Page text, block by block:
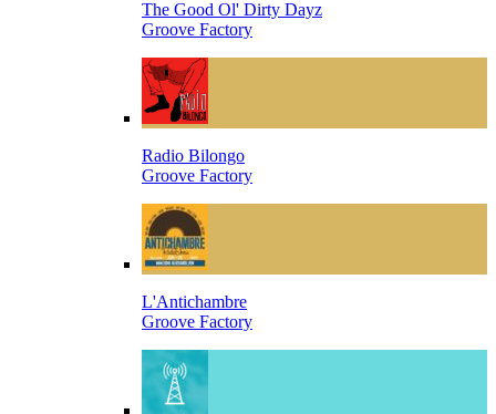
The Good Ol' Dirty Dayz
Groove Factory
Radio Bilongo
Groove Factory
L'Antichambre
Groove Factory